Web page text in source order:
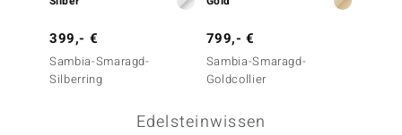
Sambia-Smaragd 1 à 3,3 mm
Karatgewicht Summe
0,135 ct
Schliff
Rundschliff
Sambia
399,- €
Sambia-Smaragd-
Silberring
799,- €
Sambia-Smaragd-
Goldcollier
Edelsteinwissen